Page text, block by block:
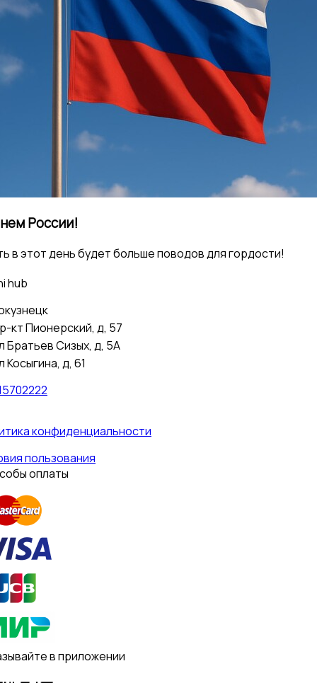
России!
в этот день будет больше поводов для гордости!
hub
кт Пионерский, д, 57
Братьев Сизых, д, 5А
Косыгина, д, 61
конфиденциальности
пользования
оплаты
в приложении